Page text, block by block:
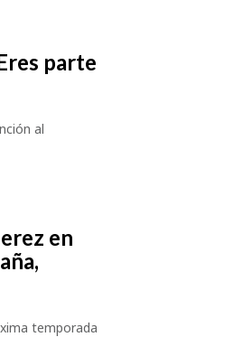
parte
al
en
temporada